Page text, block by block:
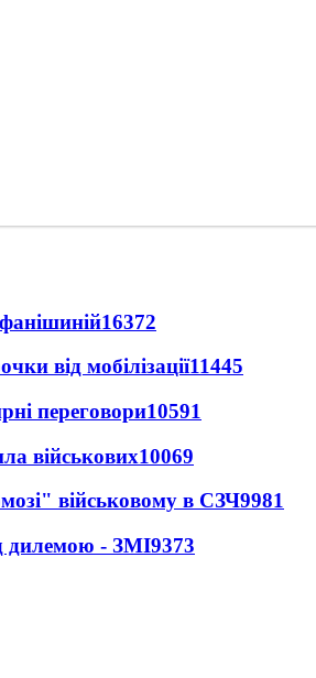
16372
від мобілізації11445
переговори10591
військових10069
військовому в СЗЧ9981
дилемою - ЗМІ9373